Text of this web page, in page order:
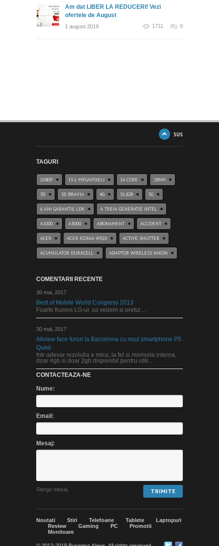
Am dat LIBER LA REDUCERI! Vezi
ofertele de August
1 august 2019 1711 0
SUS
TAGURI
1080P 15.1 MEGAPIXELI 16 CORE 28NM
3D 3D BRAVIA 4G 512GB 5G
6 ANI GARANTIE LDK A TREIA GENERATIE INTEL
A1000 A3000 ABONAMENT ACCIDENT
ACER ACER ICONIA W510 ACTIVE SHUTTER
ACUMULATOR DURACELL ADAPTOR WIRELESS NIKON
COMENTARII RECENTE
30 mai, 2017
Best of Mobile World Congress 2013
Foarte frumos LG-ul, sa vedem si pretul....
30 mai, 2017
Allview face furori la Barcelona cu noul smartphone P5
Quad
Intr-adevar rezolutia e mica, la fel si memoria interna,
doar 4gb si doar 2gb disponibil pentru utili...
CONTACTEAZA-NE
Nume:
Email:
Mesaj:
Noutati Stiri Telefoane Tablete
Laptopuri
Review
Gaming PC
Promotii
Monitoare